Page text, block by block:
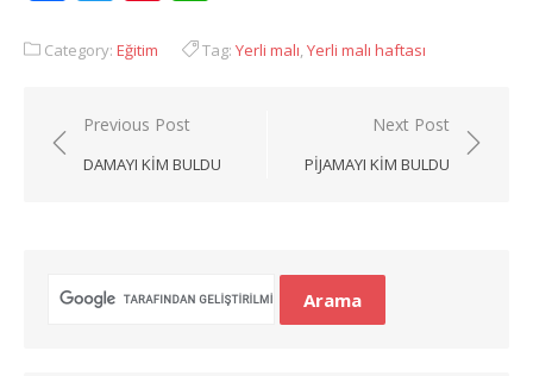
Category: Eğitim Tag: Yerli malı,Yerli malı haftası
Yazı
gezinmesi
Previous Post
DAMAYI KIM BULDU
Next Post
PIJAMAYI KIM BULDU